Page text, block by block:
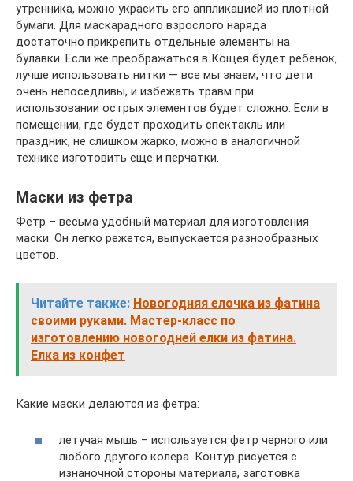
утренника, можно украсить его аппликацией из плотной
бумаги. Для маскарадного взрослого наряда
достаточно прикрепить отдельные элементы на
булавки. Если же преображаться в Кощея будет ребенок,
лучше использовать нитки — все мы знаем, что дети
очень непоседливы, и избежать травм при
использовании острых элементов будет сложно. Если в
помещении, где будет проходить спектакль или
праздник, не слишком жарко, можно в аналогичной
технике изготовить еще и перчатки.
Маски из фетра
Фетр – весьма удобный материал для изготовления
маски. Он легко режется, выпускается разнообразных
цветов.
Читайте также: Новогодняя елочка из фатина
своими руками. Мастер-класс по
изготовлению новогодней елки из фатина.
Елка из конфет
Какие маски делаются из фетра:
летучая мышь – используется фетр черного или
любого другого колера. Контур рисуется с
изнаночной стороны материала, заготовка